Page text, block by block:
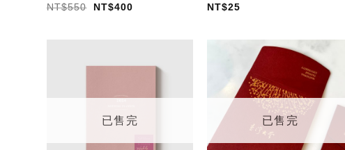
NT$550 NT$400
NT$25
望輕
已售完
加入
「願
望輕
單」
已售完